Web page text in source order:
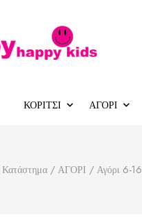
ΚΟΡΙΤΣΙ ΑΓΟΡΙ
Κατάστημα / ΑΓΟΡΙ / Αγόρι 6-16